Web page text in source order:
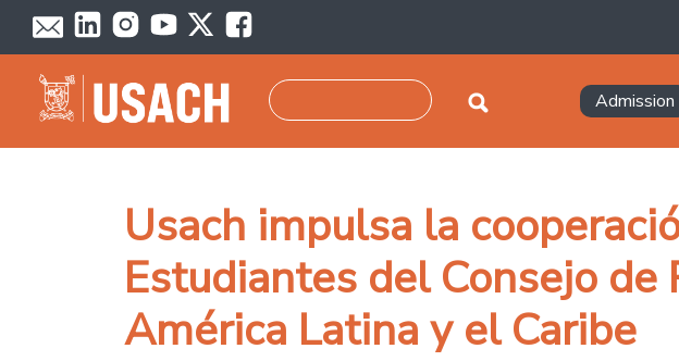
Skip to main content
Admission
Usach impulsa la
Estudiantes del Consejo
América Latina y el Caribe